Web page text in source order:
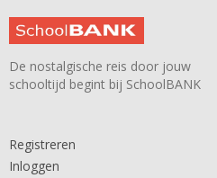
De nostalgische reis door jouw
schooltijd begint bij SchoolBANK
Registreren
Inloggen